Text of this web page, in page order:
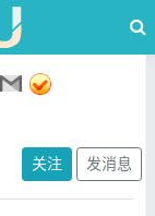
关注 发消息